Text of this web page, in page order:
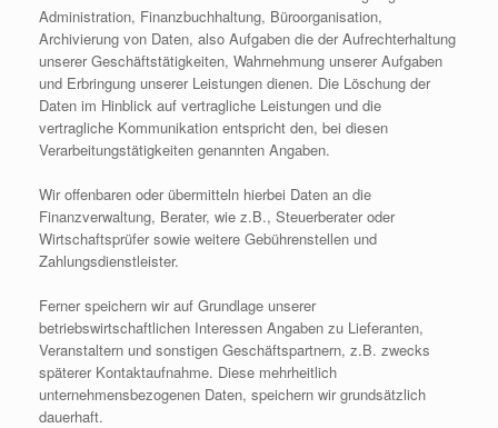
Administration, Finanzbuchhaltung, Büroorganisation,
Archivierung von Daten, also Aufgaben die der Aufrechterhaltung
unserer Geschäftstätigkeiten, Wahrnehmung unserer Aufgaben
und Erbringung unserer Leistungen dienen. Die Löschung der
Daten im Hinblick auf vertragliche Leistungen und die
vertragliche Kommunikation entspricht den, bei diesen
Verarbeitungstätigkeiten genannten Angaben.
Wir offenbaren oder übermitteln hierbei Daten an die
Finanzverwaltung, Berater, wie z.B., Steuerberater oder
Wirtschaftsprüfer sowie weitere Gebührenstellen und
Zahlungsdienstleister.
Ferner speichern wir auf Grundlage unserer
betriebswirtschaftlichen Interessen Angaben zu Lieferanten,
Veranstaltern und sonstigen Geschäftspartnern, z.B. zwecks
späterer Kontaktaufnahme. Diese mehrheitlich
unternehmensbezogenen Daten, speichern wir grundsätzlich
dauerhaft.